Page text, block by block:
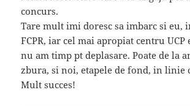
concurs.
Tare mult imi doresc sa imbarc si eu,
FCPR, iar cel mai apropiat centru UCP
nu am timp pt deplasare. Poate de la
zbura, si noi, etapele de fond, in linie
Mult succes!